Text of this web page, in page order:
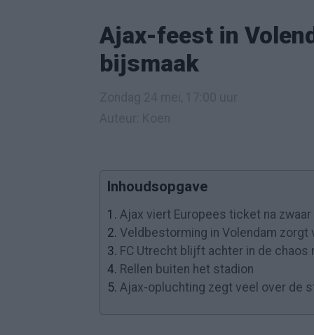
Ajax-feest in
bijsmaak
Inhoudsopgave
1. Ajax viert Europees ticket na
2. Veldbestorming in Volendam
3. FC Utrecht blijft achter in de chaos
4. Rellen buiten het stadion
5. Ajax-opluchting zegt veel over de